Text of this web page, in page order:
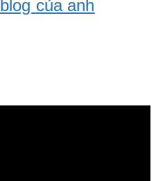
blog của anh